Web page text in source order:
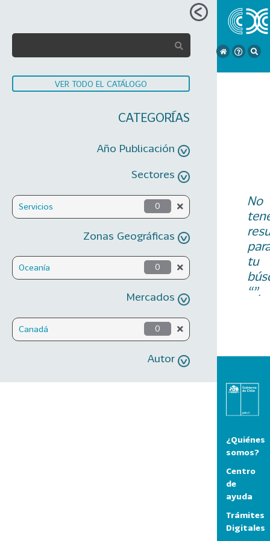
VER TODO EL CATÁLOGO
CATEGORÍAS
Año Publicación
Sectores
Servicios 0
Zonas Geográficas
Oceanía 0
Mercados
Canadá 0
Autor
No
tu
“”.
¿Quiénes
somos?
Centro
de
ayuda
Trámites
Digitales